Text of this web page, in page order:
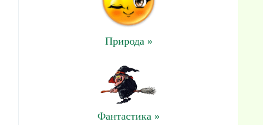
Природа »
Фантастика »